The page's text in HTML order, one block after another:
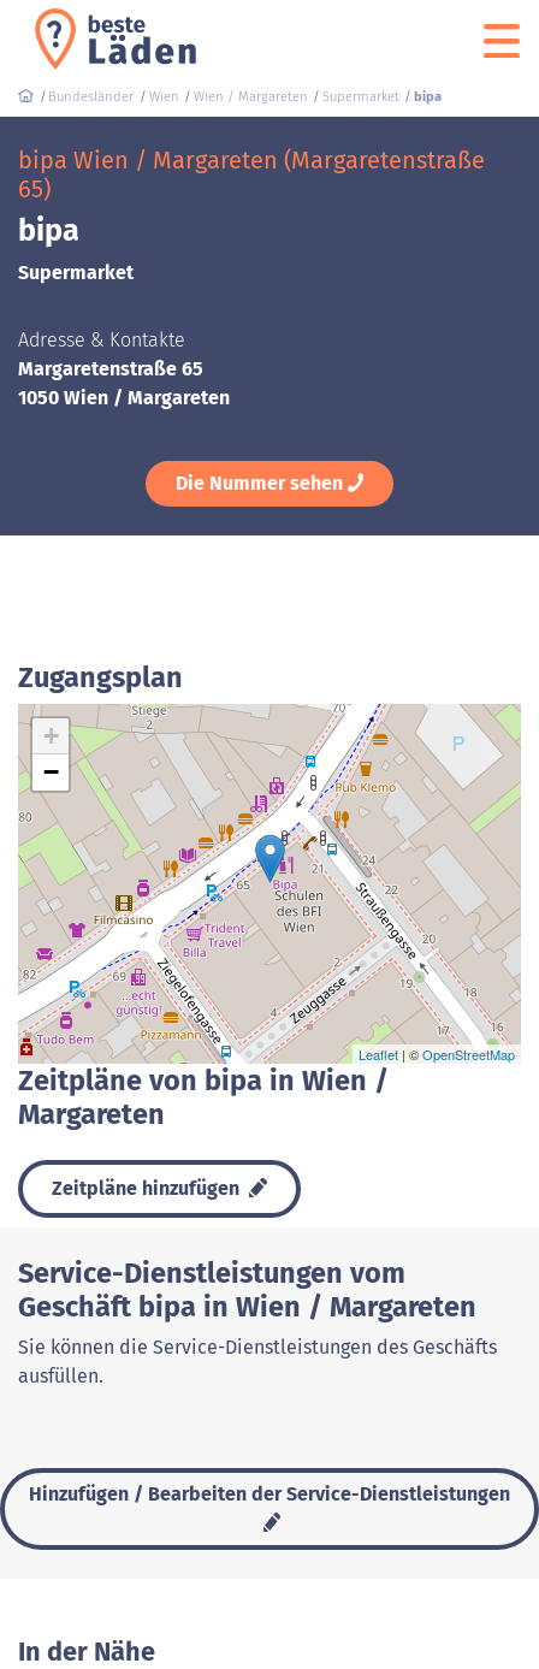
Bundesländer Wien Wien / Margareten Supermarket bipa
bipa Wien / Margareten (Margaretenstraße
65)
bipa
Supermarket
Adresse & Kontakte
Margaretenstraße 65
1050 Wien / Margareten
Die Nummer sehen
Zugangsplan
+
−
Leaflet | ©OpenStreetMap
Zeitpläne von bipa in Wien /
Margareten
Zeitpläne hinzufügen
Service-Dienstleistungen vom
Geschäft bipa in Wien / Margareten
Sie können die Service-Dienstleistungen des Geschäfts
ausfüllen.
Hinzufügen / Bearbeiten der Service-Dienstleistungen
In der Nähe